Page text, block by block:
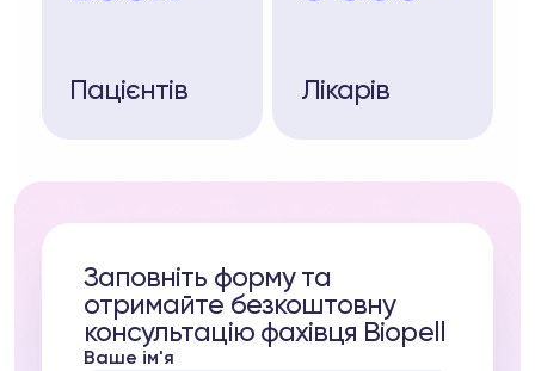
Пацієнтів Лікарів
Заповніть форму та
отримайте безкоштовну
консультацію фахівця Biopell
Ваше ім'я